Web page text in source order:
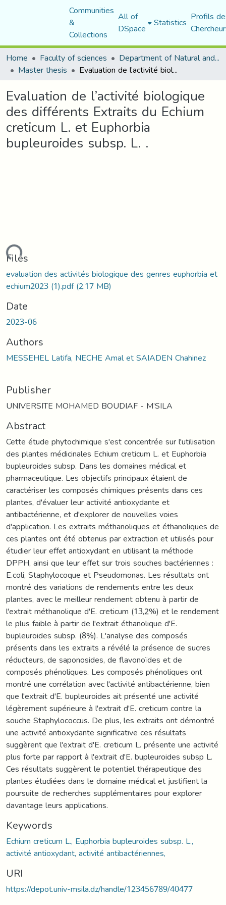
Communities
&
Collections
All of
DSpace Statistics Profils
Home
Faculty of sciences Department of Natural and Life Sciences
Master thesis Evaluation de l’activité biologique des différents Extraits du Echium creticum L. et Euphorbia bupleuroides subsp. L. .
Evaluation de l’activité biologique
des différents Extraits du Echium
creticum L. et Euphorbia
bupleuroides subsp. L. .
Files
evaluation des activités biologique des genres euphorbia et
echium2023 (1).pdf(2.17 MB)
Date
2023-06
Authors
MESSEHEL Latifa, NECHE Amal et SAIADEN Chahinez
Publisher
UNIVERSITE MOHAMED BOUDIAF - M’SILA
Abstract
Cette étude phytochimique s'est concentrée sur l'utilisation
des plantes médicinales Echium creticum L. et Euphorbia
bupleuroides subsp. Dans les domaines médical et
pharmaceutique. Les objectifs principaux étaient de
caractériser les composés chimiques présents dans ces
plantes, d'évaluer leur activité antioxydante et
antibactérienne, et d'explorer de nouvelles voies
d'application. Les extraits méthanoliques et éthanoliques de
ces plantes ont été obtenus par extraction et utilisés pour
étudier leur effet antioxydant en utilisant la méthode
DPPH, ainsi que leur effet sur trois souches bactériennes :
E.coli, Staphylocoque et Pseudomonas. Les résultats ont
montré des variations de rendements entre les deux
plantes, avec le meilleur rendement obtenu à partir de
l'extrait méthanolique d'E. creticum (13,2%) et le rendement
le plus faible à partir de l'extrait éthanolique d'E.
bupleuroides subsp. (8%). L'analyse des composés
présents dans les extraits a révélé la présence de sucres
réducteurs, de saponosides, de flavonoïdes et de
composés phénoliques. Les composés phénoliques ont
montré une corrélation avec l'activité antibactérienne, bien
que l'extrait d'E. bupleuroides ait présenté une activité
légèrement supérieure à l'extrait d'E. creticum contre la
souche Staphylococcus. De plus, les extraits ont démontré
une activité antioxydante significative ces résultats
suggèrent que l'extrait d'E. creticum L. présente une activité
plus forte par rapport à l'extrait d'E. bupleuroides subsp L.
Ces résultats suggèrent le potentiel thérapeutique des
plantes étudiées dans le domaine médical et justifient la
poursuite de recherches supplémentaires pour explorer
davantage leurs applications.
Keywords
Echium creticum L., Euphorbia bupleuroides subsp. L.,
activité antioxydant, activité antibactériennes,
URI
https://depot.univ-msila.dz/handle/123456789/40477